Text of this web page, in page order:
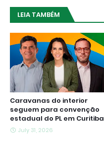
LEIA TAMBÉM
Caravanas do interior
seguem para convenção
estadual do PL em Curitiba
July 31, 2026